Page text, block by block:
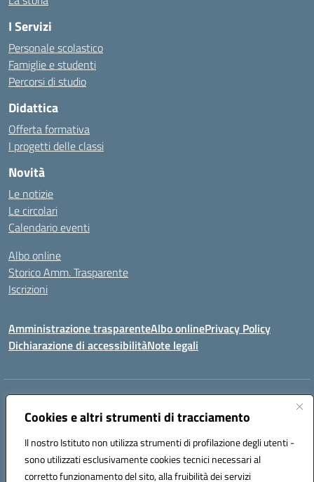
Cookies e altri strumenti di tracciamento
Il nostro Istituto non utilizza strumenti di profilazione degli utenti -
sono utilizzati esclusivamente cookies tecnici necessari al
corretto funzionamento del sito, alla fruibilità dei servizi
I Servizi
Personale scolastico
Famiglie e studenti
Percorsi di studio
Didattica
Offerta formativa
I progetti delle classi
Novità
Le notizie
Le circolari
Calendario eventi
Albo online
Storico Amm. Trasparente
Iscrizioni
Amministrazione trasparenteAlbo onlinePrivacy Policy
Dichiarazione di accessibilitàNote legali
Indirizzo:
Centralino:08561100 Email:peic83100x@istruzione.it
Codice fiscale: 91117450683
Codice meccanografico:
PEIC83100X